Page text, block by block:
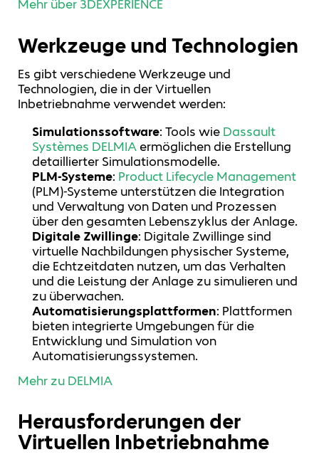
Mehr über 3DEXPERIENCE
Werkzeuge und Technologien
Es gibt verschiedene Werkzeuge und
Technologien, die in der Virtuellen
Inbetriebnahme verwendet werden:
Simulationssoftware: Tools wie Dassault
Systèmes DELMIAermöglichen die Erstellung
detaillierter Simulationsmodelle.
PLM-Systeme: Product Lifecycle Management
(PLM)-Systeme unterstützen die Integration
und Verwaltung von Daten und Prozessen
über den gesamten Lebenszyklus der Anlage.
Digitale Zwillinge: Digitale Zwillinge sind
virtuelle Nachbildungen physischer Systeme,
die Echtzeitdaten nutzen, um das Verhalten
und die Leistung der Anlage zu simulieren und
zu überwachen.
Automatisierungsplattformen: Plattformen
bieten integrierte Umgebungen für die
Entwicklung und Simulation von
Automatisierungssystemen.
Mehr zu DELMIA
Herausforderungen der
Virtuellen Inbetriebnahme